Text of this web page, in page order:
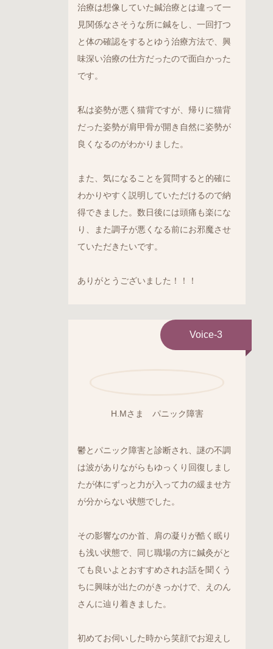
治療は想像していた鍼治療とは違って一
見関係なさそうな所に鍼をし、一回打つ
と体の確認をするとゆう治療方法で、興
味深い治療の仕方だったので面白かった
です。
私は姿勢が悪く猫背ですが、帰りに猫背
だった姿勢が肩甲骨が開き自然に姿勢が
良くなるのがわかりました。
また、気になることを質問すると的確に
わかりやすく説明していただけるので納
得できました。数日後には頭痛も楽にな
り、また調子が悪くなる前にお邪魔させ
ていただきたいです。
ありがとうございました！！！
Voice-3
H.Mさま パニック障害
鬱とパニック障害と診断され、謎の不調
は波がありながらもゆっくり回復しまし
たが体にずっと力が入って力の緩ませ方
が分からない状態でした。
その影響なのか首、肩の凝りが酷く眠り
も浅い状態で、同じ職場の方に鍼灸がと
ても良いよとおすすめされお話を聞くう
ちに興味が出たのがきっかけで、えのん
さんに辿り着きました。
初めてお伺いした時から笑顔でお迎えし